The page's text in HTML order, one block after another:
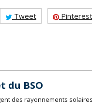
Tweet Pinterest
BSO
des rayonnements